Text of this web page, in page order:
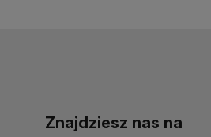
Znajdziesz nas na